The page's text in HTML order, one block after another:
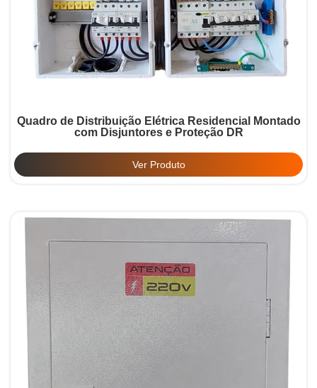
Quadro de Distribuição Elétrica Residencial Montado
com Disjuntores e Proteção DR
Ver Produto